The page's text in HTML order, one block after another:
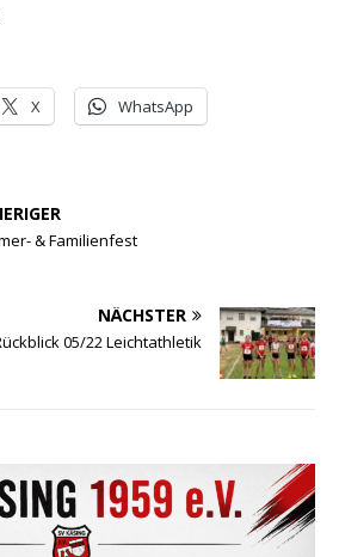
X WhatsApp
& Familienfest
NÄCHSTER
05/22 Leichtathletik